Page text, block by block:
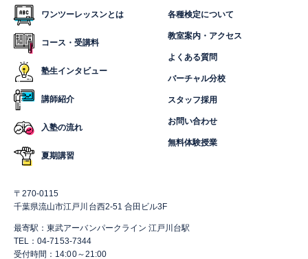
ワンツーレッスンとは
コース・受講料
塾生インタビュー
講師紹介
入塾の流れ
夏期講習
各種検定について
教室案内・アクセス
よくある質問
バーチャル分校
スタッフ採用
お問い合わせ
無料体験授業
〒270-0115
千葉県流山市江戸川台西2-51 合田ビル3F
最寄駅：東武アーバンパークライン 江戸川台駅
TEL：04-7153-7344
受付時間：14:00～21:00